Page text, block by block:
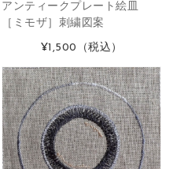
アンティークプレート絵皿
［ミモザ］刺繍図案
¥1,500 （税込）